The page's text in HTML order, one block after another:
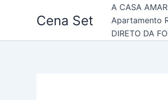
Cena Set
A CASA
Apartamento
DIRETO DA